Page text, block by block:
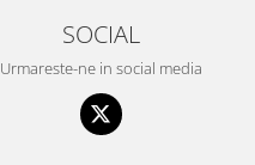
SOCIAL
Urmareste-ne in social media